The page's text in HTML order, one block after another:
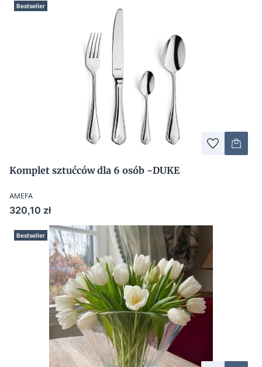
Bestseller
Komplet sztućców dla 6 osób -DUKE
AMEFA
Cena
320,10 zł
Bestseller